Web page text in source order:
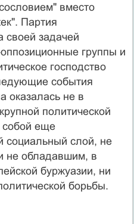
вместо
Партия
своей задачей
группы и
господство
события
оказалась не в
политической
собой еще
социальный слой, не
не обладавшим, в
буржуазии, ни
борьбы.